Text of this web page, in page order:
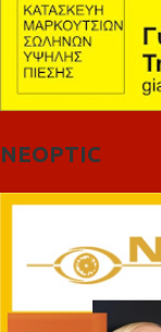
NEOPTIC